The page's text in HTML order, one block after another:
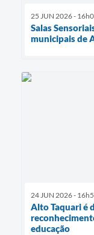
25 JUN 2026 -
Salas
municipais de
24 JUN 2026 -
Alto Taquari é
educação